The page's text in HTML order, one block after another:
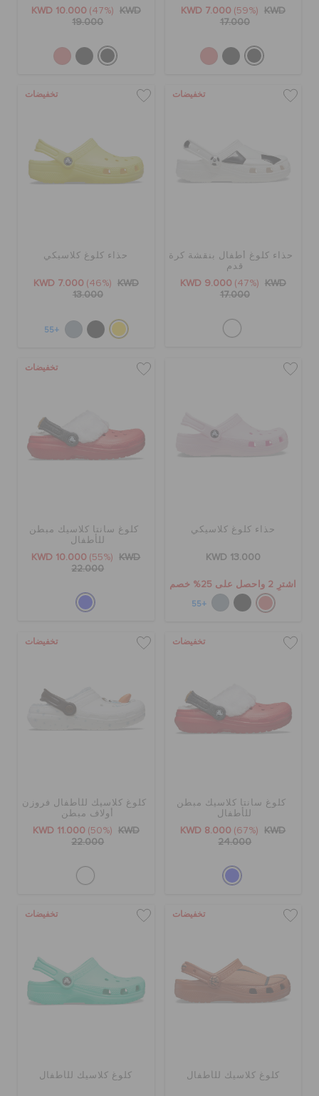
KWD 7.000 (59%)
KWD
17.000
KWD 10.000 (47%)
KWD
19.000
تخفيضات
حذاء كلوغ أطفال بنقشة كرة
قدم
KWD 9.000 (47%)
KWD
17.000
تخفيضات
حذاء كلوغ كلاسيكي
KWD 7.000 (46%)
KWD
13.000
+55
حذاء كلوغ كلاسيكي
KWD 13.000
اشترِ 2 واحصل على 25% خصم
+55
تخفيضات
كلوغ سانتا كلاسيك مبطن
للأطفال
KWD 10.000 (55%)
KWD
22.000
تخفيضات
كلوغ سانتا كلاسيك مبطن
للأطفال
KWD 8.000 (67%)
KWD
24.000
تخفيضات
كلوغ كلاسيك للأطفال فروزن
أولاف مبطن
KWD 11.000 (50%)
KWD
22.000
تخفيضات
كلوغ كلاسيك للأطفال
تخفيضات
كلوغ كلاسيك للأطفال